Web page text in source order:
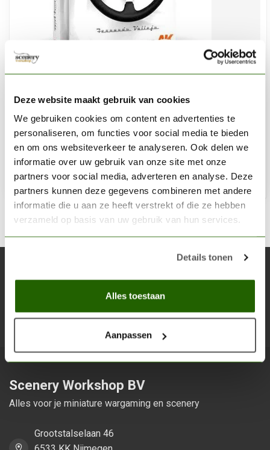
Deze website maakt gebruik van cookies
We gebruiken cookies om content en advertenties te
personaliseren, om functies voor social media te bieden
en om ons websiteverkeer te analyseren. Ook delen we
informatie over uw gebruik van onze site met onze
partners voor social media, adverteren en analyse. Deze
partners kunnen deze gegevens combineren met andere
informatie die u aan ze heeft verstrekt of die ze hebben
verzameld op basis van uw gebruik van hun services.
Details tonen
Alles toestaan
Aanpassen
Civil Vehicles Scale Modelling F.A.Q. - English - 360pag -
AK282
€59,90
Niet op voorraad
Scenery Workshop BV
Alles voor je miniature wargaming en scenery
Grootstalselaan 46